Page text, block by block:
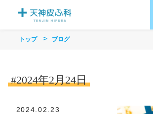
トップ ブログ
#2024年2月24日
2024.02.23